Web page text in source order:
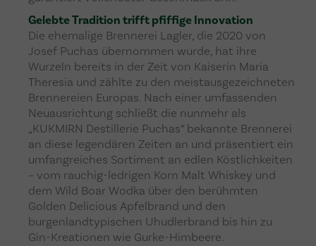
Gelebte Tradition trifft pfiffige Innovation
Die ehemalige Brennerei Lagler, die 2020 von
Josef Puchas übernommen wurde, hat ihre
Wurzeln bereits in der Zeit von Kaiserin Maria
Theresia und zählte zu den meistausgezeichneten
Brennereien Europas. Nach einer umfassenden
Neuausrichtung schließt die nunmehr als
„KUKMIRN Destillerie Puchas“ bekannte Brennerei
an diese legendären Zeiten an und präsentiert ein
umfangreiches Sortiment an edlen Köstlichkeiten
– vom rauchig-ledrigen Korn Malt Whiskey und
dem Wild Boar Wodka über den berühmten
Golden Delicious Apfelbrand und den
burgenlandtypischen Uhudlerbrand bis hin zu
Gin-Kreationen wie Gurke-Himbeere.